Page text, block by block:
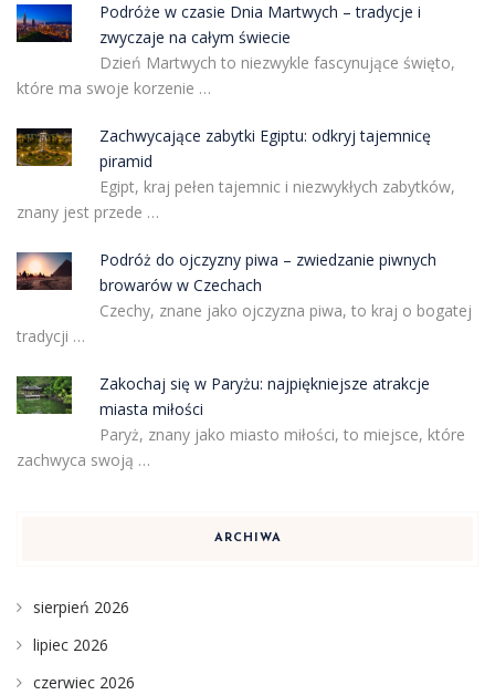
Podróże w czasie Dnia Martwych – tradycje i
zwyczaje na całym świecie
Dzień Martwych to niezwykle fascynujące święto,
które ma swoje korzenie …
Zachwycające zabytki Egiptu: odkryj tajemnicę
piramid
Egipt, kraj pełen tajemnic i niezwykłych zabytków,
znany jest przede …
Podróż do ojczyzny piwa – zwiedzanie piwnych
browarów w Czechach
Czechy, znane jako ojczyzna piwa, to kraj o bogatej
tradycji …
Zakochaj się w Paryżu: najpiękniejsze atrakcje
miasta miłości
Paryż, znany jako miasto miłości, to miejsce, które
zachwyca swoją …
ARCHIWA
sierpień 2026
lipiec 2026
czerwiec 2026